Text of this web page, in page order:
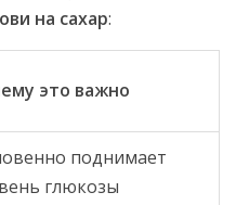
на сахар:
это важно
поднимает
глюкозы